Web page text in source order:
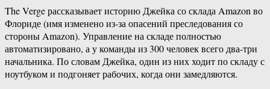
The Verge рассказывает историю Джейка со склада Amazon во
Флориде (имя изменено из-за опасений преследования со
стороны Amazon). Управление на складе полностью
автоматизировано, а у команды из 300 человек всего два-три
начальника. По словам Джейка, один из них ходит по складу с
ноутбуком и подгоняет рабочих, когда они замедляются.